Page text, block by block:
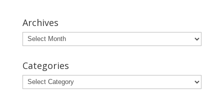
Archives
Archives
Categories
Categories